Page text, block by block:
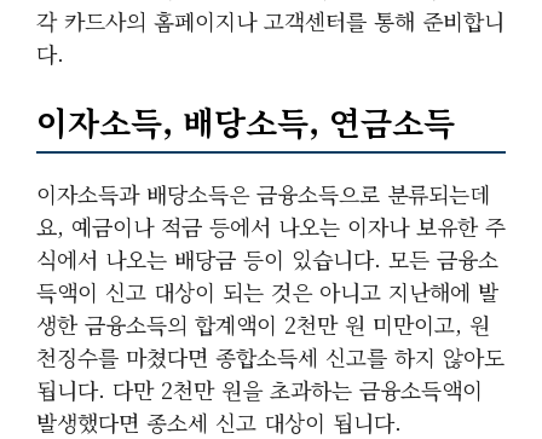
각 카드사의 홈페이지나 고객센터를 통해 준비합니
다.
이자소득, 배당소득, 연금소득
이자소득과 배당소득은 금융소득으로 분류되는데
요, 예금이나 적금 등에서 나오는 이자나 보유한 주
식에서 나오는 배당금 등이 있습니다. 모든 금융소
득액이 신고 대상이 되는 것은 아니고 지난해에 발
생한 금융소득의 합계액이 2천만 원 미만이고, 원
천징수를 마쳤다면 종합소득세 신고를 하지 않아도
됩니다. 다만 2천만 원을 초과하는 금융소득액이
발생했다면 종소세 신고 대상이 됩니다.